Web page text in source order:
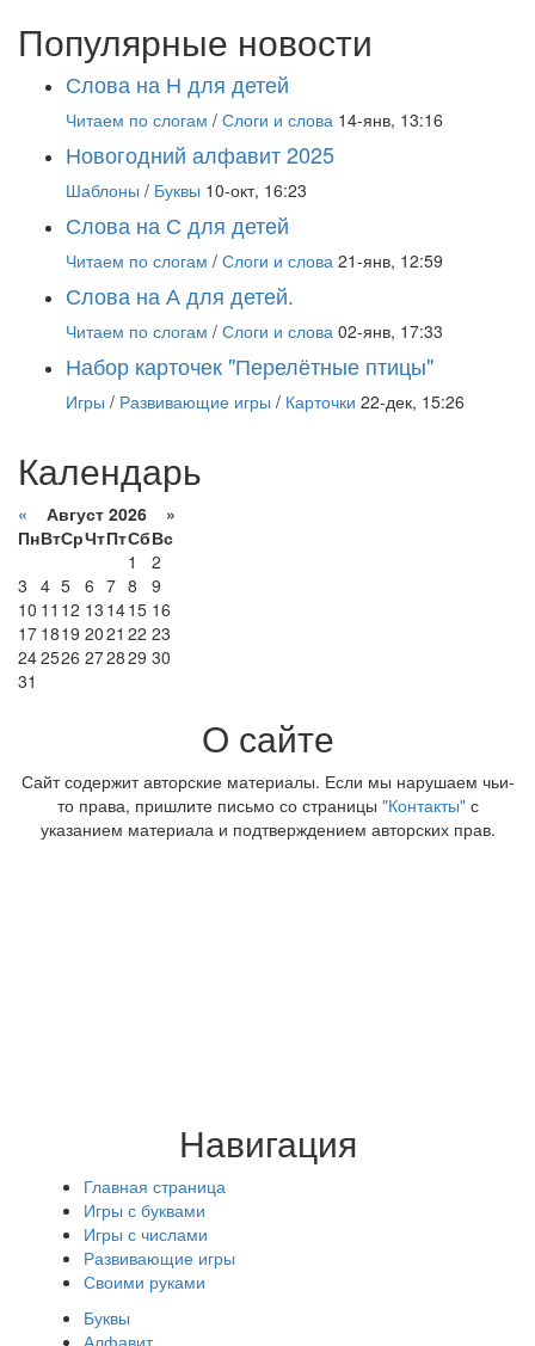
Популярные новости
Слова на Н для детей
Читаем по слогам / Слоги и слова 14-янв, 13:16
Новогодний алфавит 2025
Шаблоны / Буквы 10-окт, 16:23
Слова на С для детей
Читаем по слогам / Слоги и слова 21-янв, 12:59
Слова на А для детей.
Читаем по слогам / Слоги и слова 02-янв, 17:33
Набор карточек "Перелётные птицы"
Игры / Развивающие игры / Карточки 22-дек, 15:26
Календарь
« Август 2026 »
ПнВтСрЧтПтСбВс
1
2
3 4 5 6 7 8
9
10 11 12 13 1415 16
17 1819 2021 22 23
242526 272829 30
31
О сайте
Сайт содержит авторские материалы. Если мы нарушаем чьи-
то права, пришлите письмо со страницы "Контакты"с
указанием материала и подтверждением авторских прав.
Навигация
Главная страница
Игры с буквами
Игры с числами
Развивающие игры
Своими руками
Буквы
Алфавит